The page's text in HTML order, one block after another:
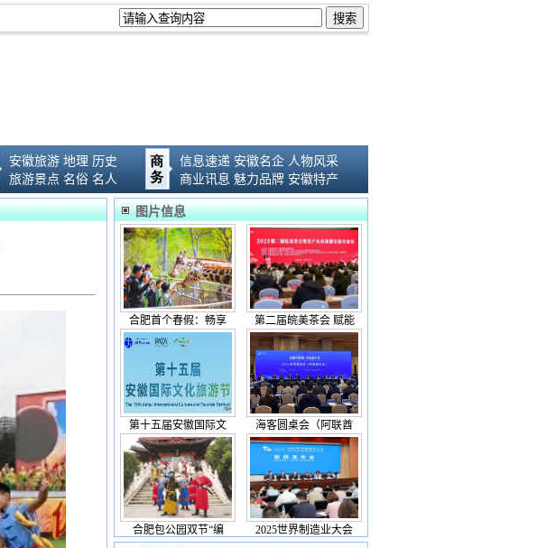
安徽旅游 地理 历史
旅游景点 名俗 名人
信息速递 安徽名企 人物风采
商业讯息 魅力品牌 安徽特产
图片信息
合肥首个春假：畅享 第二届皖美茶会 赋能
第十五届安徽国际文 海客圆桌会（阿联酋
合肥包公园双节“编 2025世界制造业大会